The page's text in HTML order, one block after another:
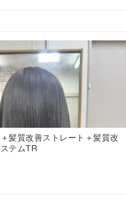
髪質改善ストレート＋髪質改
テムTR